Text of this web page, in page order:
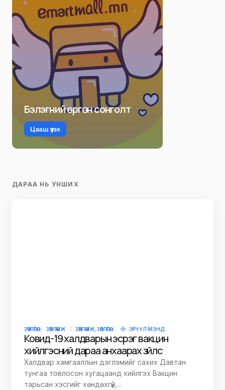
Бэлэгний өргөн сонголт
Цааш үзэх
ДАРАА НЬ УНШИХ
ЗӨВЛӨГӨӨ ЗӨВЛӨМЖ ЗӨВЛӨМЖ, ЗӨВЛӨГӨӨ ЭРҮҮЛ МЭНД
Ковид-19 халдварын эсрэг вакцин
хийлгэсний дараа анхаарах зүйлс
Халдвар хамгааллын дэглэмийг сахих Давтан
тунгаа товлосон хугацаанд хийлгэх Вакцин
тарьсан хэсгийг хөндөхгүй,…